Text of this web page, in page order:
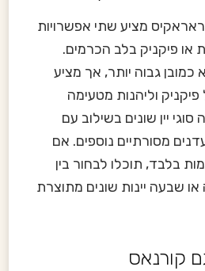
מציע שתי אפשרויות
או פיקניק בלב הכרמים.
כמובן גבוה יותר, אך מציע
וליהנות מטעימה
יין שונים בשילוב עם
מסורתיים נוספים. אם
בלבד, תוכלו לבחור בין
שבעה יינות שונים מתוצרת
קורנאס